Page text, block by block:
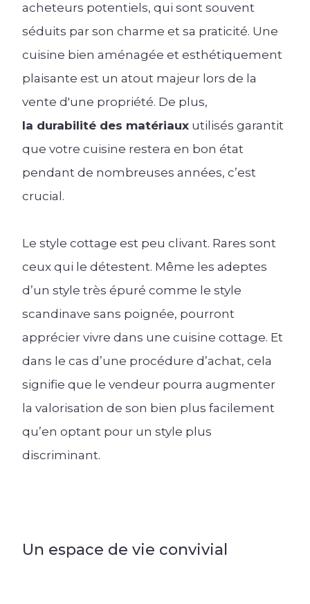
acheteurs potentiels, qui sont souvent
séduits par son charme et sa praticité. Une
cuisine bien aménagée et esthétiquement
plaisante est un atout majeur lors de la
vente d'une propriété. De plus,
la durabilité des matériaux utilisés garantit
que votre cuisine restera en bon état
pendant de nombreuses années, c’est
crucial.
Le style cottage est peu clivant. Rares sont
ceux qui le détestent. Même les adeptes
d’un style très épuré comme le style
scandinave sans poignée, pourront
apprécier vivre dans une cuisine cottage. Et
dans le cas d’une procédure d’achat, cela
signifie que le vendeur pourra augmenter
la valorisation de son bien plus facilement
qu’en optant pour un style plus
discriminant.
Un espace de vie convivial